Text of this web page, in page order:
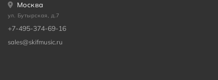
Москва
ул. Бутырская, д.7
+7-495-374-69-16
sales@skifmusic.ru